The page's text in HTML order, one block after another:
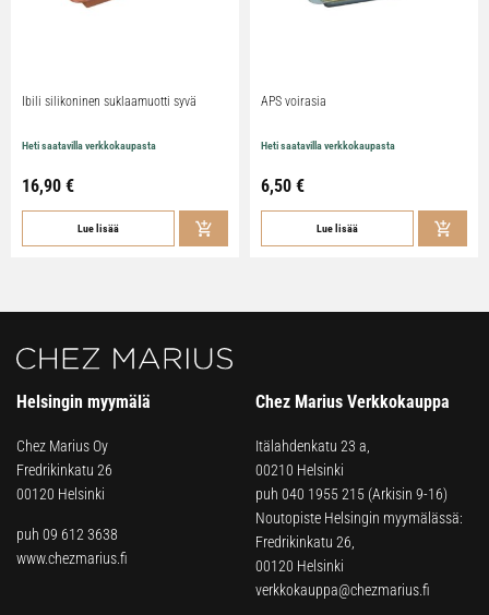
Ibili silikoninen suklaamuotti syvä
Heti saatavilla verkkokaupasta
16,90 €
Lue lisää
APS voirasia
Heti saatavilla verkkokaupasta
6,50 €
Lue lisää
Helsingin myymälä
Chez Marius Oy
Fredrikinkatu 26
00120 Helsinki
puh 09 612 3638
www.chezmarius.fi
Chez Marius Verkkokauppa
Itälahdenkatu 23 a,
00210 Helsinki
puh 040 1955 215 (Arkisin 9-16)
Noutopiste Helsingin myymälässä:
Fredrikinkatu 26,
00120 Helsinki
verkkokauppa@chezmarius.fi